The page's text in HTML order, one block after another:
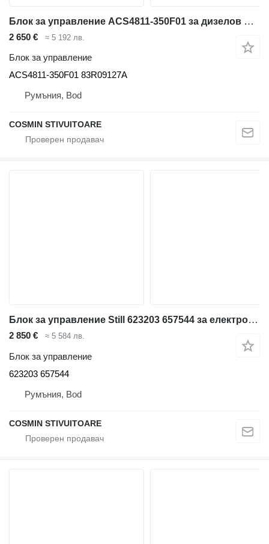
Блок за управление ACS4811-350F01 за дизелов мотокар
2 650 € ≈ 5 192 лв.
Блок за управление
ACS4811-350F01 83R09127A
Румъния, Bod
COSMIN STIVUITOARE
Блок за управление Still 623203 657544 за електрокар
2 850 € ≈ 5 584 лв.
Блок за управление
623203 657544
Румъния, Bod
COSMIN STIVUITOARE